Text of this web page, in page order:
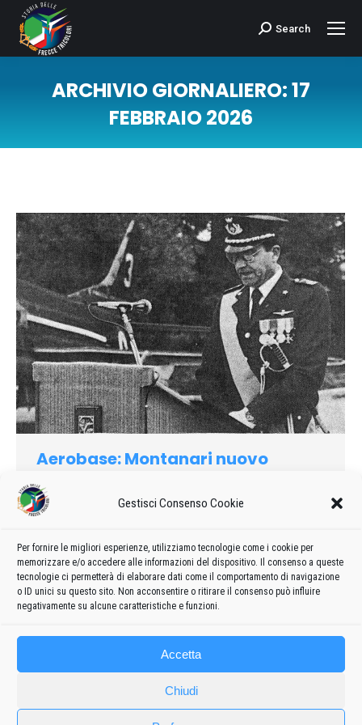
Gestisci Consenso Cookie
Per fornire le migliori esperienze, utilizziamo tecnologie come i cookie per
memorizzare e/o accedere alle informazioni del dispositivo. Il consenso a queste
tecnologie ci permetterà di elaborare dati come il comportamento di navigazione
o ID unici su questo sito. Non acconsentire o ritirare il consenso può influire
negativamente su alcune caratteristiche e funzioni.
Accetta
Chiudi
Cerca:Search
ARCHIVIO GIORNALIERO:17
FEBBRAIO 2026
Aerobase: Montanari nuovo
1991 admin8235 17 Febbraio 2026 Lascia un commento
comandante dell’aerobase di Rivolto, sede del 313.o gruppo e
della Pattuglia acrobatica nazionale, le gloriose Frecce
tricolori